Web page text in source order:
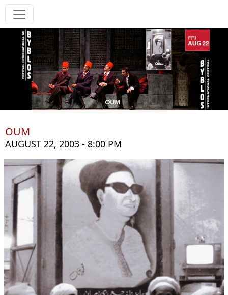
OUM
AUGUST 22, 2003 - 8:00 PM